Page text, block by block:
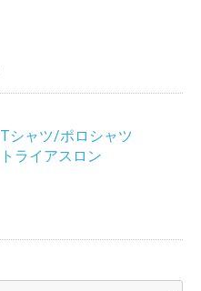
Tシャツ/ポロシャツ
トライアスロン